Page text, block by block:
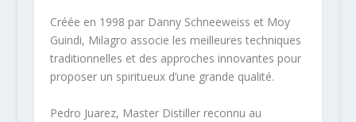
Créée en 1998 par Danny Schneeweiss et Moy
Guindi, Milagro associe les meilleures techniques
traditionnelles et des approches innovantes pour
proposer un spiritueux d’une grande qualité.
Pedro Juarez, Master Distiller reconnu au